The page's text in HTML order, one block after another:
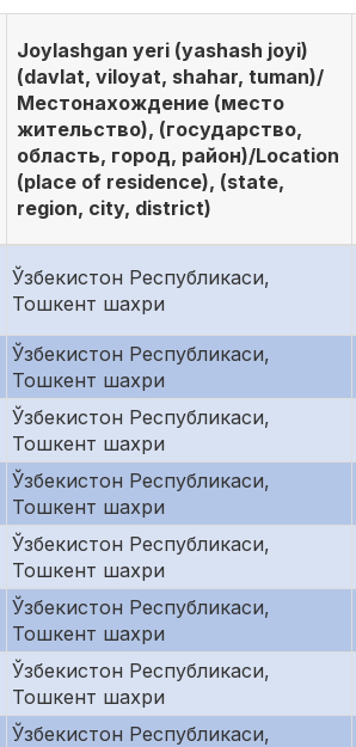
Joylashgan yeri (yashash joyi)
(davlat, viloyat, shahar, tuman)/
Местонахождение (место
жительство), (государство,
область, город, район)/Location
(place of residence), (state,
region, city, district)
Ўзбекистон Республикаси,
Тошкент шахри
Ўзбекистон Республикаси,
Тошкент шахри
Ўзбекистон Республикаси,
Тошкент шахри
Ўзбекистон Республикаси,
Тошкент шахри
Ўзбекистон Республикаси,
Тошкент шахри
Ўзбекистон Республикаси,
Тошкент шахри
Ўзбекистон Республикаси,
Тошкент шахри
Ўзбекистон Республикаси,